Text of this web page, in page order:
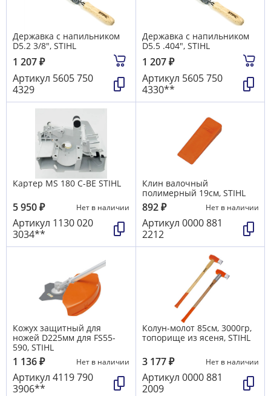
Державка с напильником
D5.2 3/8", STIHL
1 207₽
Артикул 5605 750
4329
Державка с напильником
D5.5 .404", STIHL
1 207₽
Артикул 5605 750
4330**
Картер MS 180 C-BE STIHL
5 950₽ Нет в наличии
Артикул 1130 020
3034**
Клин валочный
полимерный 19см, STIHL
892₽ Нет в наличии
Артикул 0000 881
2212
Кожух защитный для
ножей D225мм для FS55-
590, STIHL
1 136₽ Нет в наличии
Артикул 4119 790
3906**
Колун-молот 85см, 3000гр,
топорище из ясеня, STIHL
3 177₽ Нет в наличии
Артикул 0000 881
2009